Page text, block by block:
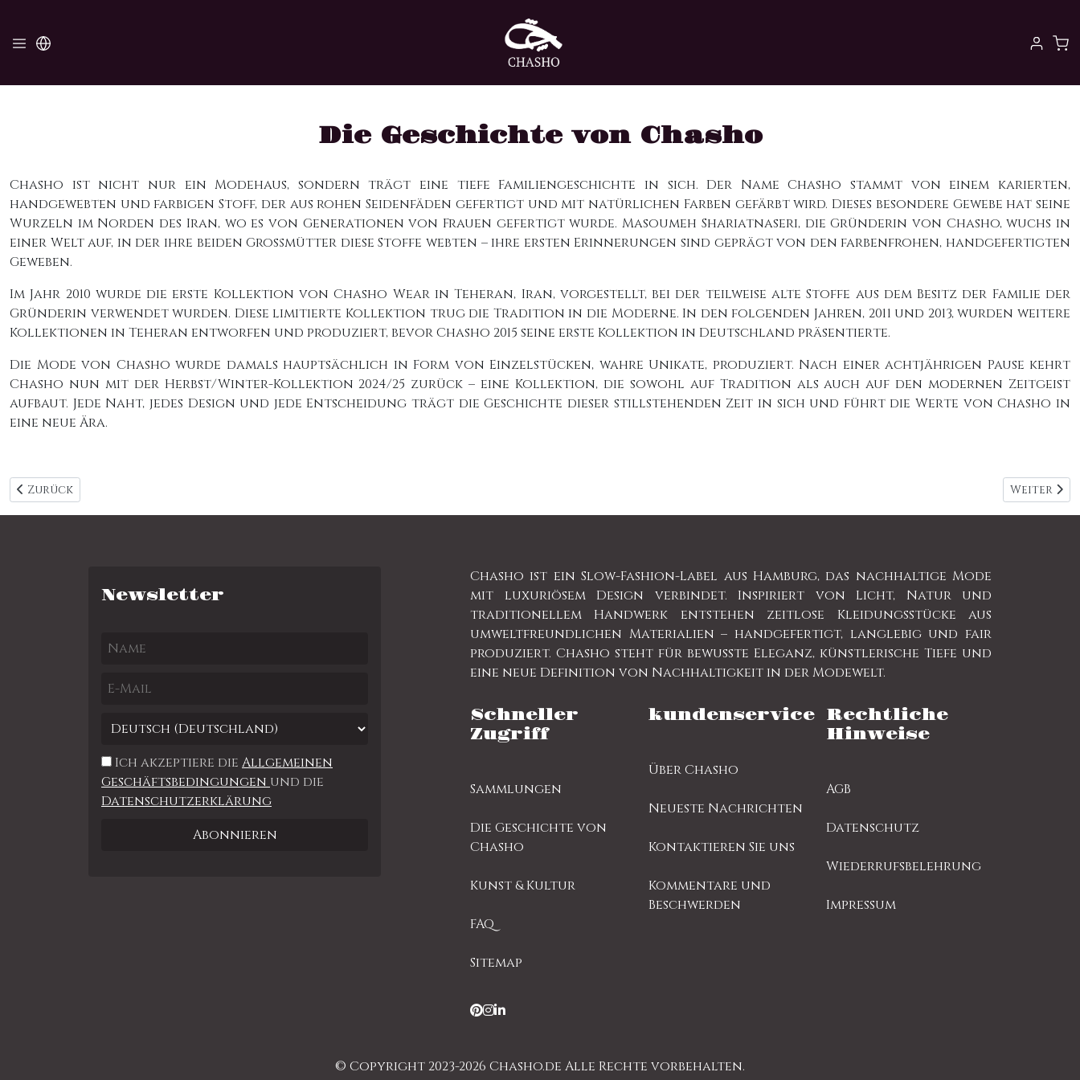
Die Geschichte von Chasho
Chasho ist nicht nur ein Modehaus, sondern trägt eine tiefe Familiengeschichte in sich. Der Name Chasho stammt von einem karierten,
handgewebten und farbigen Stoff, der aus rohen Seidenfäden gefertigt und mit natürlichen Farben gefärbt wird. Dieses besondere Gewebe hat seine
Wurzeln im Norden des Iran, wo es von Generationen von Frauen gefertigt wurde. Masoumeh Shariatnaseri, die Gründerin von Chasho, wuchs in
einer Welt auf, in der ihre beiden Großmütter diese Stoffe webten – ihre ersten Erinnerungen sind geprägt von den farbenfrohen, handgefertigten
Geweben.
Im Jahr 2010 wurde die erste Kollektion von Chasho Wear in Teheran, Iran, vorgestellt, bei der teilweise alte Stoffe aus dem Besitz der Familie der
Gründerin verwendet wurden. Diese limitierte Kollektion trug die Tradition in die Moderne. In den folgenden Jahren, 2011 und 2013, wurden weitere
Kollektionen in Teheran entworfen und produziert, bevor Chasho 2015 seine erste Kollektion in Deutschland präsentierte.
Die Mode von Chasho wurde damals hauptsächlich in Form von Einzelstücken, wahre Unikate, produziert. Nach einer achtjährigen Pause kehrt
Chasho nun mit der Herbst/Winter-Kollektion 2024/25 zurück – eine Kollektion, die sowohl auf Tradition als auch auf den modernen Zeitgeist
aufbaut. Jede Naht, jedes Design und jede Entscheidung trägt die Geschichte dieser stillstehenden Zeit in sich und führt die Werte von Chasho in
eine neue Ära.
Vorheriger Beitrag: Kunst & Kultur
Zurück Nächster
Weiter
Newsletter
Ich akzeptiere die Allgemeinen
Geschäftsbedingungen und die
Datenschutzerklärung
Chasho ist ein Slow-Fashion-Label aus Hamburg, das nachhaltige Mode
mit luxuriösem Design verbindet. Inspiriert von Licht, Natur und
traditionellem Handwerk entstehen zeitlose Kleidungsstücke aus
umweltfreundlichen Materialien – handgefertigt, langlebig und fair
produziert. Chasho steht für bewusste Eleganz, künstlerische Tiefe und
eine neue Definition von Nachhaltigkeit in der Modewelt.
Schneller
Zugriff
Sammlungen
Die Geschichte von
Chasho
Kunst & Kultur
FAQ
Sitemap
kundenservice
Über Chasho
Neueste Nachrichten
Kontaktieren Sie uns
Kommentare und
Beschwerden
Rechtliche
Hinweise
AGB
Datenschutz
Wiederrufsbelehrung
Impressum
© Copyright 2023-2026 Chasho.de Alle Rechte vorbehalten.